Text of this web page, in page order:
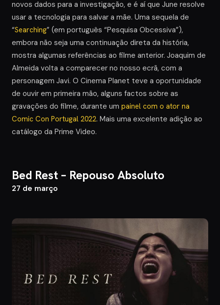
novos dados para a investigação, e é aí que June resolve
usar a tecnologia para salvar a mãe. Uma sequela de
“Searching” (em português “Pesquisa Obcessiva”),
embora não seja uma continuação direta da história,
mostra algumas referências ao filme anterior. Joaquim de
Almeida volta a comparecer no nosso ecrã, com a
personagem Javi. O Cinema Planet teve a oportunidade
de ouvir em primeira mão, alguns factos sobre as
gravações do filme, durante um painel com o ator na
Comic Con Portugal 2022. Mais uma excelente adição ao
catálogo da Prime Video.
Bed Rest – Repouso Absoluto
27 de março